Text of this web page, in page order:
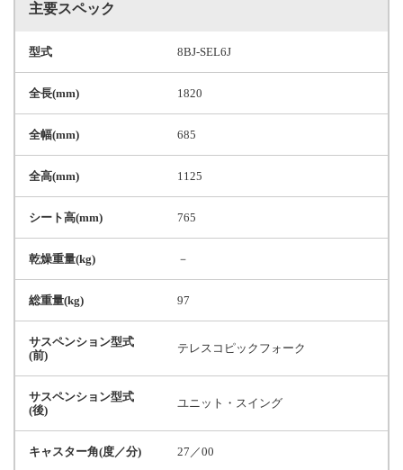
主要スペック
型式 8BJ-SEL6J
全長(mm) 1820
全幅(mm) 685
全高(mm) 1125
シート高(mm) 765
乾燥重量(kg) －
総重量(kg) 97
サスペンション型式
(前)
テレスコピックフォーク
サスペンション型式
(後)
ユニット・スイング
キャスター角(度／分) 27／00